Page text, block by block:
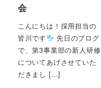
会
こんにちは！採用担当の
皆川です
先日のブログ
で、第3事業部の新人研修
についてあげさせていた
だきまし […]